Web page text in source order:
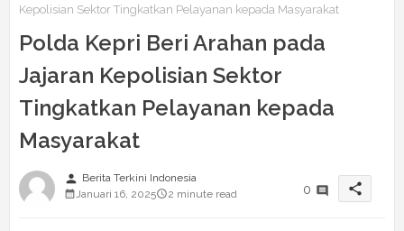
Kepolisian Sektor Tingkatkan Pelayanan kepada Masyarakat
Polda Kepri Beri Arahan pada
Jajaran Kepolisian Sektor
Tingkatkan Pelayanan kepada
Masyarakat
person Berita Terkini Indonesia
Januari 16, 2025
2 minute read 0 share